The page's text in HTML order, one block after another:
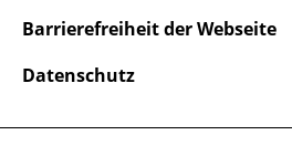
Barrierefreiheit der Webseite
Datenschutz